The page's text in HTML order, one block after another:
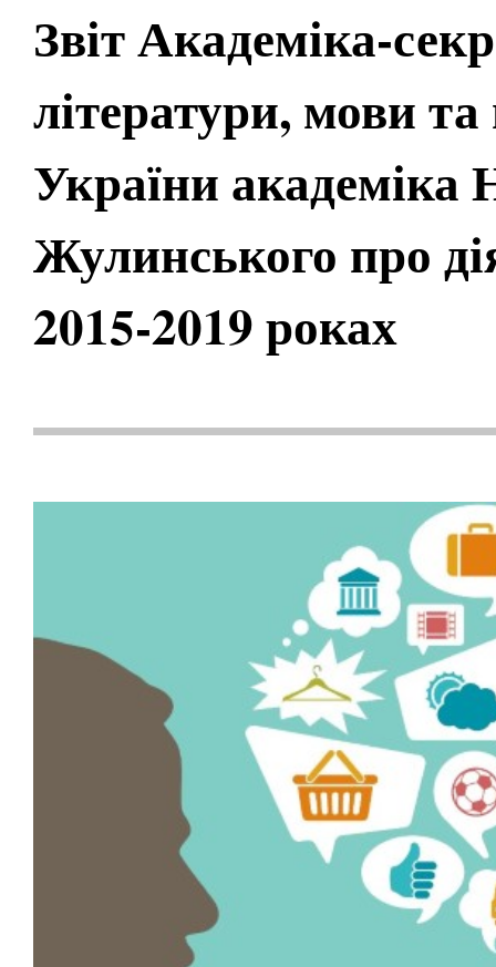
Звіт Академіка-
літератури, мови
України
Жулинського про
2015-2019 роках